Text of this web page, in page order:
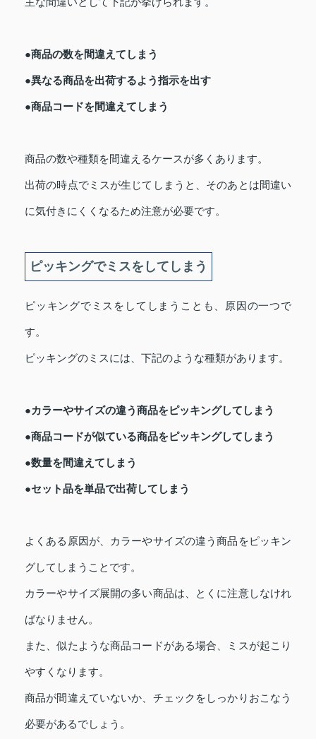
●商品の数を間違えてしまう
●異なる商品を出荷するよう指示を出す
●商品コードを間違えてしまう
商品の数や種類を間違えるケースが多くあります。
出荷の時点でミスが生じてしまうと、そのあとは間違い
に気付きにくくなるため注意が必要です。
ピッキングでミスをしてしまう
ピッキングでミスをしてしまうことも、原因の一つで
す。
ピッキングのミスには、下記のような種類があります。
●カラーやサイズの違う商品をピッキングしてしまう
●商品コードが似ている商品をピッキングしてしまう
●数量を間違えてしまう
●セット品を単品で出荷してしまう
よくある原因が、カラーやサイズの違う商品をピッキン
グしてしまうことです。
カラーやサイズ展開の多い商品は、とくに注意しなけれ
ばなりません。
また、似たような商品コードがある場合、ミスが起こり
やすくなります。
商品が間違えていないか、チェックをしっかりおこなう
必要があるでしょう。